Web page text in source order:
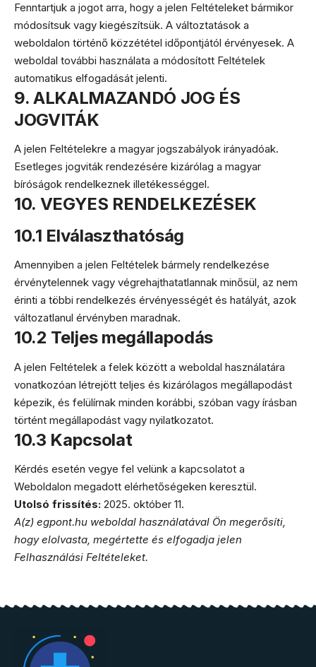
Fenntartjuk a jogot arra, hogy a jelen Feltételeket bármikor
módosítsuk vagy kiegészítsük. A változtatások a
weboldalon történő közzététel időpontjától érvényesek. A
weboldal további használata a módosított Feltételek
automatikus elfogadását jelenti.
9. ALKALMAZANDÓ JOG ÉS
JOGVITÁK
A jelen Feltételekre a magyar jogszabályok irányadóak.
Esetleges jogviták rendezésére kizárólag a magyar
bíróságok rendelkeznek illetékességgel.
10. VEGYES RENDELKEZÉSEK
10.1 Elválaszthatóság
Amennyiben a jelen Feltételek bármely rendelkezése
érvénytelennek vagy végrehajthatatlannak minősül, az nem
érinti a többi rendelkezés érvényességét és hatályát, azok
változatlanul érvényben maradnak.
10.2 Teljes megállapodás
A jelen Feltételek a felek között a weboldal használatára
vonatkozóan létrejött teljes és kizárólagos megállapodást
képezik, és felülírnak minden korábbi, szóban vagy írásban
történt megállapodást vagy nyilatkozatot.
10.3 Kapcsolat
Kérdés esetén vegye fel velünk a kapcsolatot a
Weboldalon megadott elérhetőségeken keresztül.
Utolsó frissítés: 2025. október 11.
A(z) egpont.hu weboldal használatával Ön megerősíti,
hogy elolvasta, megértette és elfogadja jelen
Felhasználási Feltételeket.